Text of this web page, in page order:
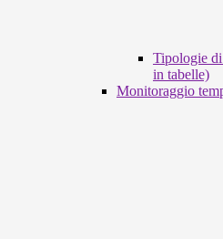
Tipologie
in tabelle)
Monitoraggio